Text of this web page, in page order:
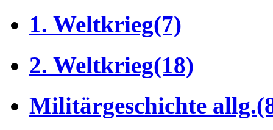
1. Weltkrieg(7)
2. Weltkrieg(18)
Militärgeschichte allg.